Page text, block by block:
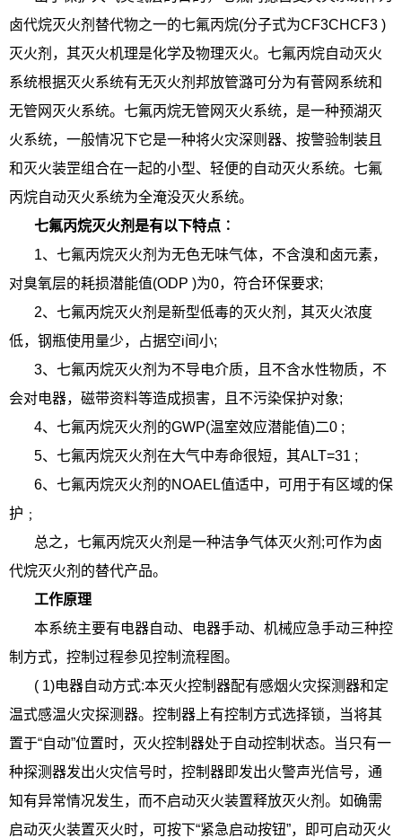
卤代烷灭火剂替代物之一的七氟丙烷(分子式为CF3CHCF3 )
灭火剂，其灭火机理是化学及物理灭火。七氟丙烷自动灭火
系统根据灭火系统有无灭火剂邦放管潞可分为有菅网系统和
无管网灭火系统。七氟丙烷无管网灭火系统，是一种预湖灭
火系统，一般情况下它是一种将火灾深则器、按警验制装且
和灭火装罡组合在一起的小型、轻便的自动灭火系统。七氟
丙烷自动灭火系统为全淹没灭火系统。
七氟丙烷灭火剂是有以下特点︰
1、七氟丙烷灭火剂为无色无味气体，不含溴和卤元素，
对臭氧层的耗损潜能值(ODP )为0，符合环保要求;
2、七氟丙烷灭火剂是新型低毒的灭火剂，其灭火浓度
低，钢瓶使用量少，占据空i间小;
3、七氟丙烷灭火剂为不导电介质，且不含水性物质，不
会对电器，磁带资料等造成损害，且不污染保护对象;
4、七氟丙烷灭火剂的GWP(温室效应潜能值)二0 ;
5、七氟丙烷灭火剂在大气中寿命很短，其ALT=31 ;
6、七氟丙烷灭火剂的NOAEL值适中，可用于有区域的保
护﹔
总之，七氟丙烷灭火剂是一种洁争气体灭火剂;可作为卤
代烷灭火剂的替代产品。
工作原理
本系统主要有电器自动、电器手动、机械应急手动三种控
制方式，控制过程参见控制流程图。
( 1)电器自动方式:本灭火控制器配有感烟火灾探测器和定
温式感温火灾探测器。控制器上有控制方式选择锁，当将其
置于“自动”位置时，灭火控制器处于自动控制状态。当只有一
种探测器发出火灾信号时，控制器即发出火警声光信号，通
知有异常情况发生，而不启动灭火装置释放灭火剂。如确需
启动灭火装置灭火时，可按下“紧急启动按钮”，即可启动灭火